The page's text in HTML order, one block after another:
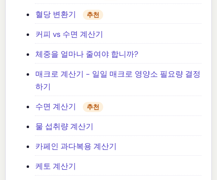
혈당 변환기 추천
커피 vs 수면 계산기
체중을 얼마나 줄여야 합니까?
매크로 계산기 - 일일 매크로 영양소 필요량 결정
하기
수면 계산기
추천
물 섭취량 계산기
카페인 과다복용 계산기
케토 계산기